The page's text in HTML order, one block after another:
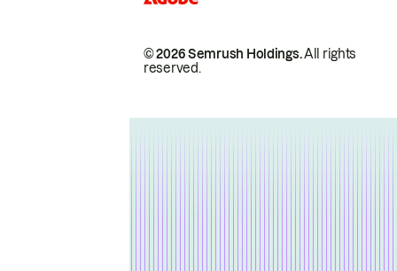
© 2026 Semrush Holdings.All rights
reserved.